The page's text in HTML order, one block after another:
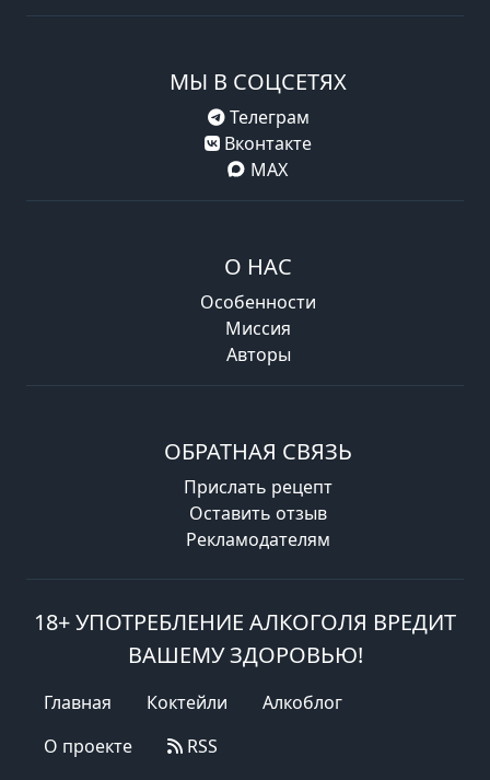
МЫ В СОЦСЕТЯХ
Телеграм
Вконтакте
MAX
О НАС
Особенности
Миссия
Авторы
ОБРАТНАЯ СВЯЗЬ
Прислать рецепт
Оставить отзыв
Рекламодателям
18+ УПОТРЕБЛЕНИЕ АЛКОГОЛЯ ВРЕДИТ
ВАШЕМУ ЗДОРОВЬЮ!
Главная Коктейли
Алкоблог
О проекте
RSS